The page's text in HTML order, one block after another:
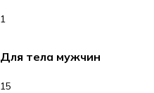
1
Для тела мужчин
15